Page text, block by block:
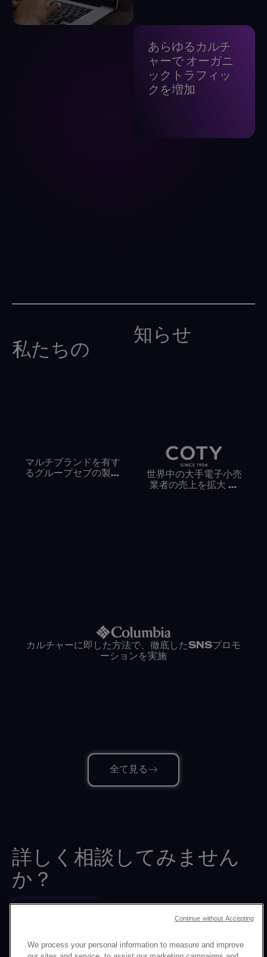
あらゆるカルチ
ャーでオーガニ
ックトラフィッ
クを増加
私たちの
知らせ
マルチブランドを有す
るグループセブの製品
世界中の大手電子小売
業者の売上を拡大 —
カルチャーに即した方法で、徹底したSNSプロモ
ーションを実施
全て見る
詳しく相談してみません
か？
戻る
We process your personal information to measure and improve
Continue without Accepting